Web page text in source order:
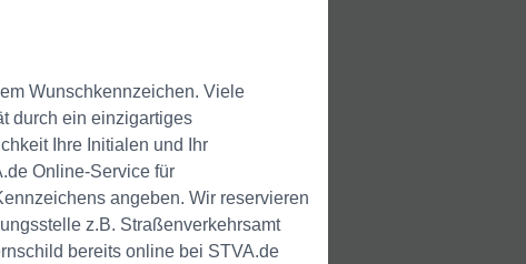
Wunschkennzeichen. Viele
durch ein einzigartiges
Ihre Initialen und Ihr
Online-Service für
angeben. Wir reservieren
z.B. Straßenverkehrsamt
bereits online bei STVA.de